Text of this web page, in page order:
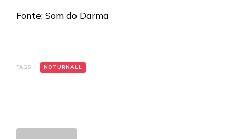
Fonte: Som do Darma
TAGS: NOTURNALL